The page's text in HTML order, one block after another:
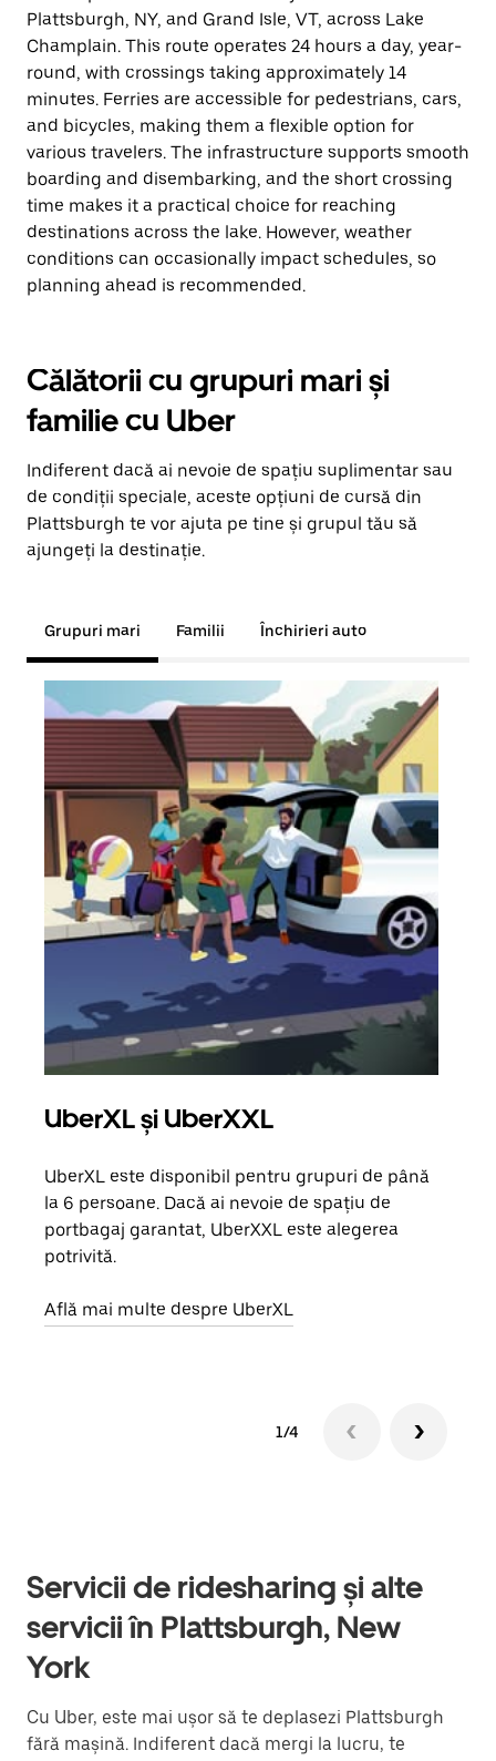
Plattsburgh, NY, and Grand Isle, VT, across Lake
Champlain. This route operates 24 hours a day, year-
round, with crossings taking approximately 14
minutes. Ferries are accessible for pedestrians, cars,
and bicycles, making them a flexible option for
various travelers. The infrastructure supports smooth
boarding and disembarking, and the short crossing
time makes it a practical choice for reaching
destinations across the lake. However, weather
conditions can occasionally impact schedules, so
planning ahead is recommended.
Călătorii cu grupuri mari și
familie cu Uber
Indiferent dacă ai nevoie de spațiu suplimentar sau
de condiții speciale, aceste opțiuni de cursă din
Plattsburgh te vor ajuta pe tine și grupul tău să
ajungeți la destinație.
Grupuri mari Familii Închirieri auto
UberXL și UberXXL
UberXL este disponibil pentru grupuri de până
la 6 persoane. Dacă ai nevoie de spațiu de
portbagaj garantat, UberXXL este alegerea
potrivită.
Află mai multe despre UberXL
1/4
Servicii de ridesharing și alte
servicii în Plattsburgh, New
York
Cu Uber, este mai ușor să te deplasezi Plattsburgh
fără mașină. Indiferent dacă mergi la lucru, te